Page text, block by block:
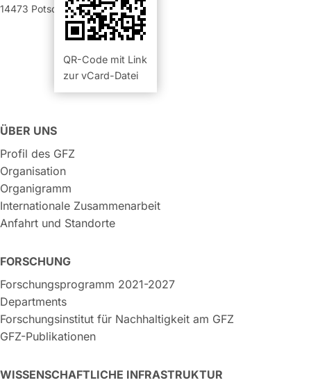
QR-Code mit Link
zur vCard-Datei
14473 Potsdam
ÜBER UNS
Profil des GFZ
Organisation
Organigramm
Internationale Zusammenarbeit
Anfahrt und Standorte
FORSCHUNG
Forschungsprogramm 2021-2027
Departments
Forschungsinstitut für Nachhaltigkeit am GFZ
GFZ-Publikationen
WISSENSCHAFTLICHE INFRASTRUKTUR